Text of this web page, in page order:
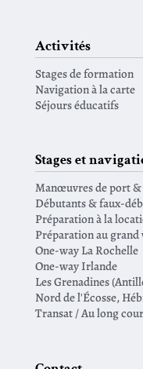
Activités
Stages de formation
Navigation à la carte
Séjours éducatifs
Stages et
Manœuvres de port
Débutants & faux-
Préparation à la
Préparation au grand
One-way La Rochelle
One-way Irlande
Les Grenadines
Nord de l'Écosse,
Transat / Au long